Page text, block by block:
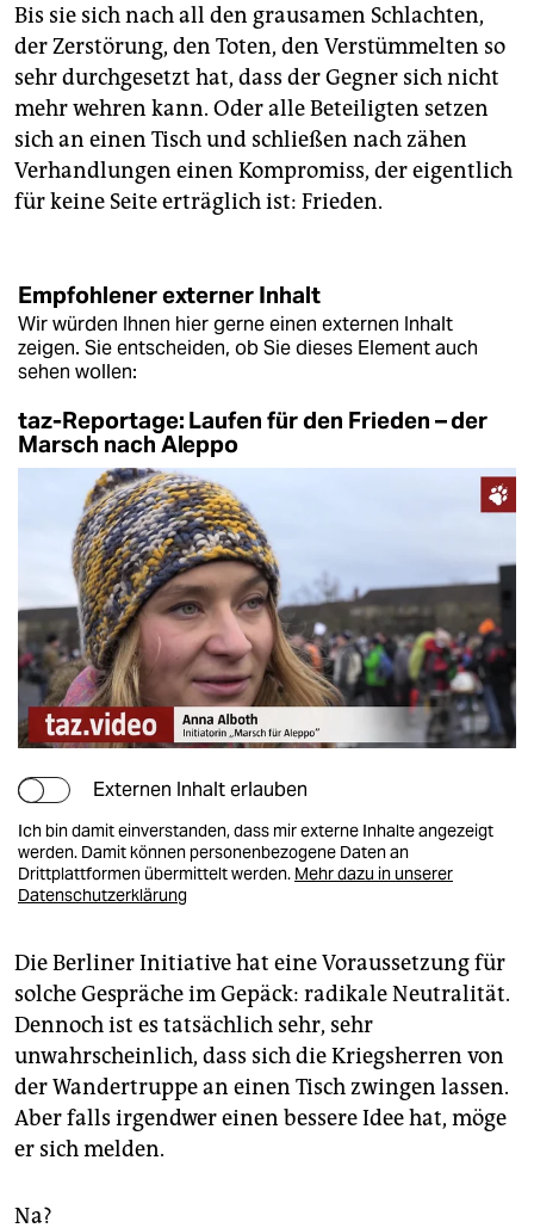
Bis sie sich nach all den grausamen Schlachten,
der Zerstörung, den Toten, den Verstümmelten so
sehr durchgesetzt hat, dass der Gegner sich nicht
mehr wehren kann. Oder alle Beteiligten setzen
sich an einen Tisch und schließen nach zähen
Verhandlungen einen Kompromiss, der eigentlich
für keine Seite erträglich ist: Frieden.
Empfohlener externer Inhalt
Wir würden Ihnen hier gerne einen externen Inhalt
zeigen. Sie entscheiden, ob Sie dieses Element auch
sehen wollen:
taz-Reportage: Laufen für den Frieden – der
Marsch nach Aleppo
Externen Inhalt erlauben
Ich bin damit einverstanden, dass mir externe Inhalte angezeigt
werden. Damit können personenbezogene Daten an
Drittplattformen übermittelt werden. Mehr dazu in unserer
Datenschutzerklärung
Die Berliner Initiative hat eine Voraussetzung für
solche Gespräche im Gepäck: radikale Neutralität.
Dennoch ist es tatsächlich sehr, sehr
unwahrscheinlich, dass sich die Kriegsherren von
der Wandertruppe an einen Tisch zwingen lassen.
Aber falls irgendwer einen bessere Idee hat, möge
er sich melden.
Na?